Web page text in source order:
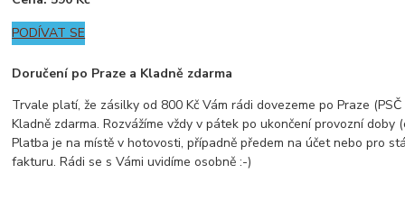
PODÍVAT SE
Doručení po Praze a Kladně zdarma
Trvale platí, že zásilky od 800 Kč Vám rádi dovezeme po Praze
Kladně zdarma. Rozvážíme vždy v pátek po ukončení provozní doby
Platba je na místě v hotovosti, případně předem na účet nebo pro
fakturu. Rádi se s Vámi uvidíme osobně :-)